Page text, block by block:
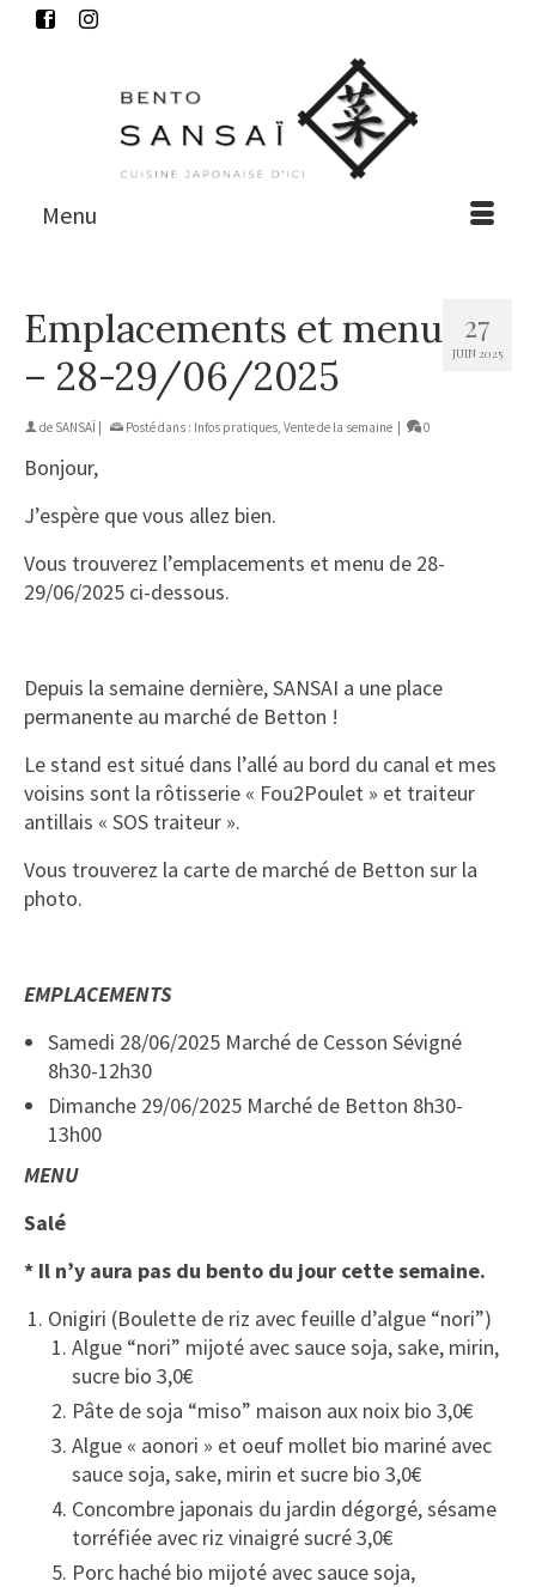
Menu
27
JUIN 2025
Emplacements et menu
– 28-29/06/2025
de SANSAÏ Posté dans : Infos pratiques, Vente de la semaine 0
Bonjour,
J’espère que vous allez bien.
Vous trouverez l’emplacements et menu de 28-
29/06/2025 ci-dessous.
Depuis la semaine dernière, SANSAI a une place
permanente au marché de Betton !
Le stand est situé dans l’allé au bord du canal et mes
voisins sont la rôtisserie « Fou2Poulet » et traiteur
antillais « SOS traiteur ».
Vous trouverez la carte de marché de Betton sur la
photo.
EMPLACEMENTS
Samedi 28/06/2025 Marché de Cesson Sévigné
8h30-12h30
Dimanche 29/06/2025 Marché de Betton 8h30-
13h00
MENU
Salé
* Il n’y aura pas du bento du jour cette semaine.
Onigiri (Boulette de riz avec feuille d’algue “nori”)
Algue “nori” mijoté avec sauce soja, sake, mirin,
sucre bio 3,0€
Pâte de soja “miso” maison aux noix bio 3,0€
Algue « aonori » et oeuf mollet bio mariné avec
sauce soja, sake, mirin et sucre bio 3,0€
Concombre japonais du jardin dégorgé, sésame
torréfiée avec riz vinaigré sucré 3,0€
Porc haché bio mijoté avec sauce soja,